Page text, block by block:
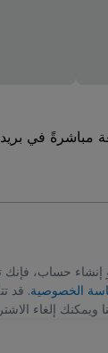
مباشرةً في
حساب، فإنك
الخصوصية. قد
ويمكنك إلغاء